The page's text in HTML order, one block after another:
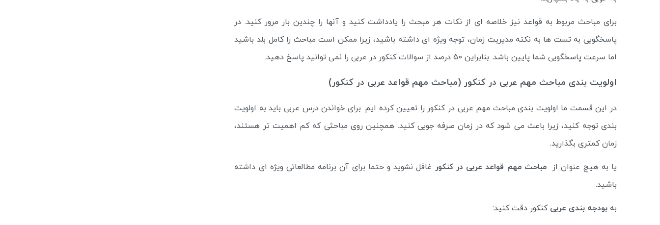
برای مباحث مربوط به قواعد نیز خلاصه ای از نکات هر مبحث را یادداشت کنید و آنها را چندین بار مرور کنید. در
پاسخگویی به تست ها به نکته مدیریت زمان، توجه ویژه ای داشته باشید، زیرا ممکن است مباحث را کامل بلد باشید
اما سرعت پاسخگویی شما پایین باشد. بنابراین 50 درصد از سوالات کنکور در عربی را نمی توانید پاسخ دهید.
اولویت بندی مباحث مهم عربی در کنکور (مباحث مهم قواعد عربی در کنکور)
در این قسمت ما اولویت بندی مباحث مهم عربی در کنکور را تعیین کرده ایم. برای خواندن درس عربی باید به اولویت
بندی توجه کنید، زیرا باعث می شود که در زمان صرفه جویی کنید. همچنین روی مباحثی که کم اهمیت تر هستند،
زمان کمتری بگذارید.
یا به هیچ عنوان از مباحث مهم قواعد عربی در کنکور غافل نشوید و حتما برای آن برنامه مطالعاتی ویژه ای داشته
باشید.
به بودجه بندی عربی کنکور دقت کنید: